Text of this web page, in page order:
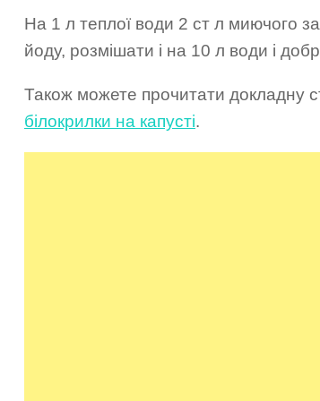
На 1 л теплої води 2 ст л миючого
йоду, розмішати і на 10 л води і
Також можете прочитати докладну
білокрилки на капусті.